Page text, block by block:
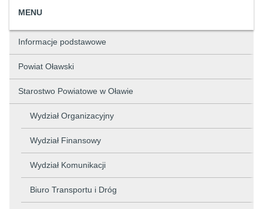
MENU
Informacje podstawowe
Powiat Oławski
Starostwo Powiatowe w Oławie
Wydział Organizacyjny
Wydział Finansowy
Wydział Komunikacji
Biuro Transportu i Dróg